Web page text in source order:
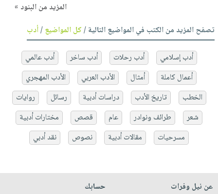
المزيد من البنود »
تصفح المزيد من الكتب في المواضيع التالية /كل المواضيع/أدب
أدب إسلامي أدب رحلات أدب ساخر
أدب عالمي
أعمال كاملة
أمثال الأدب العربي
الأدب المهجري
الخطب
تاريخ الأدب دراسات أدبية رسائل
روايات
شعر
طرائف ونوادر عام قصص
مختارات أدبية
مسرحيات
مقالات أدبية نصوص نقد أدبي
عن نيل وفرات
حسابك